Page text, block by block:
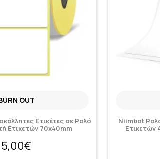
OUT
Ετικέτες σε Ρολό
Ετικετών 70x40mm
5,00€
Niimbot
Ετικετών